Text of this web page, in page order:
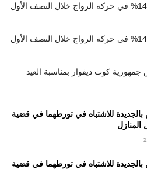
الموانئ المغربية تحقق نمواً بـ14.4% في حركة الرواج خلال النصف الأول
الموانئ المغربية تحقق نمواً بـ14.4% في حركة الرواج خلال النصف الأول
كوت ديفوار بمناسبة العيد
للاشتباه في تورطهما في قضية
للاشتباه في تورطهما في قضية